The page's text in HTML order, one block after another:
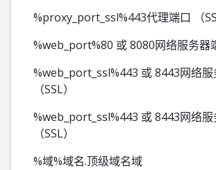
%proxy_port_ssl%443代理端口 （
%web_port%80 或 8080网络服务器
%web_port_ssl%443 或 8443网络服
（SSL）
%web_port_ssl%443 或 8443网络服
（SSL）
%域%域名.顶级域名域